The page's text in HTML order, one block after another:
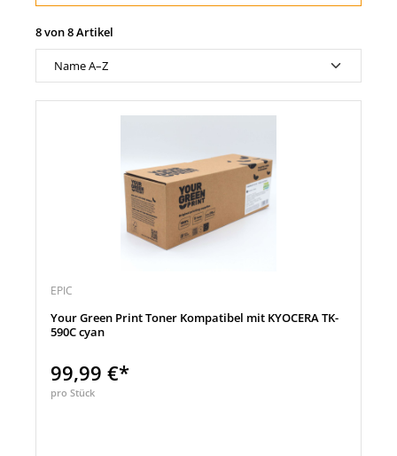
8 von 8 Artikel
EPIC
Your Green Print Toner Kompatibel mit KYOCERA TK-
590C cyan
99,99 €*
pro Stück